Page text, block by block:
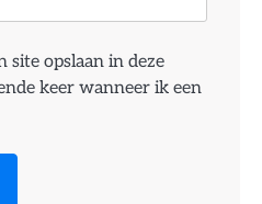
site opslaan in deze
keer wanneer ik een